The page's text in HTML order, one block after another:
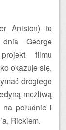
Aniston) to
dnia George
filmu
okazuje się,
drogiego
możliwą
południe i
Rickiem.